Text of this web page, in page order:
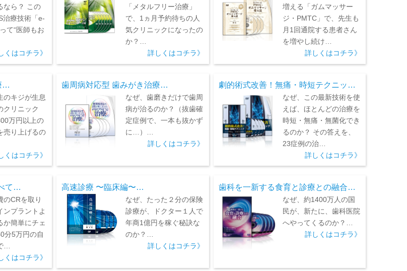
なら？ この
治療技術「e-
て“医師もお
くはコチラ》
「メタルフリー治療」
で、1ヵ月予約待ちの人
気クリニックになったの
か？…
詳しくはコチラ》
増える「ガムマッサー
ジ・PMTC」で、先生も
月1回通院する患者さん
を増やし続け…
詳しくはコチラ》
…
のキジが生息
クリニック
万円以上の
売り上げるの
くはコチラ》
歯周病対応型 歯みがき治療…
なぜ、歯磨きだけで歯周
病が治るのか？（抜歯確
定症例で、一本も抜かず
に…）…
詳しくはコチラ》
劇的術式改善！無痛・時短テクニッ…
なぜ、この最新技術を使
えば、ほとんどの治療を
時短・無痛・無菌化でき
るのか？ その答えを、
23症例の治…
詳しくはコチラ》
て…
のCRを取り
ンプラントよ
か簡単にチェ
分5万円の自
…
くはコチラ》
高速診療 〜臨床編〜…
なぜ、たった２分の保険
診療が、ドクター１人で
年商1億円を稼ぐ秘訣な
のか？…
詳しくはコチラ》
歯科を一新する食育と診療との融合…
なぜ、約1400万人の国
民が、新たに、歯科医院
へやってくるのか？…
詳しくはコチラ》